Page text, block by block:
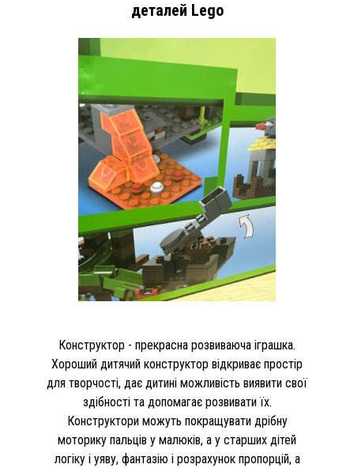
деталей Lego
Конструктор - прекрасна розвиваюча іграшка.
Хороший дитячий конструктор відкриває простір
для творчості, дає дитині можливість виявити свої
здібності та допомагає розвивати їх.
Конструктори можуть покращувати дрібну
моторику пальців у малюків, а у старших дітей
логіку і уяву, фантазію і розрахунок пропорцій, а